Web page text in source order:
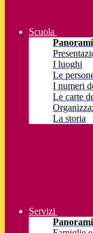
Scuola
I luoghi
Le
I numeri
Le carte
La storia
Servizi